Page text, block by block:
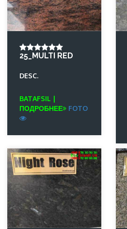
25_MULTI RED
DESC.
BATAFSIL |
ПОДРОБНЕЕ
FOTO